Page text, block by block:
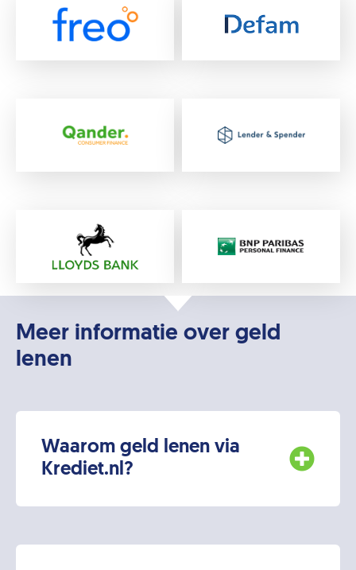
Meer informatie over geld
lenen
Waarom geld lenen via
Krediet.nl?